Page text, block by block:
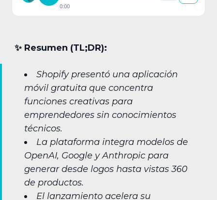
0:00
✨︎ Resumen (TL;DR):
Shopify presentó una aplicación
móvil gratuita que concentra
funciones creativas para
emprendedores sin conocimientos
técnicos.
La plataforma integra modelos de
OpenAI, Google y Anthropic para
generar desde logos hasta vistas 360
de productos.
El lanzamiento acelera su